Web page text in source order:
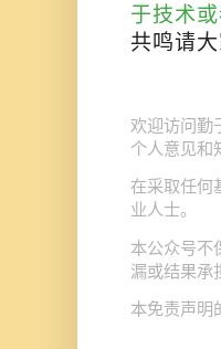
于技术
共鸣请
欢迎访问勤
个人意见和
在采取任何
业人士。
本公众号不
漏或结果承
本免责声明